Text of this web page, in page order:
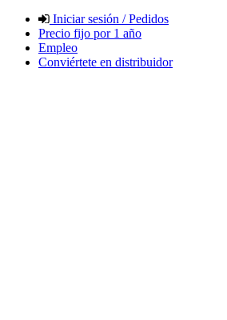
Iniciar sesión / Pedidos
Precio fijo por 1 año
Empleo
Conviértete en distribuidor